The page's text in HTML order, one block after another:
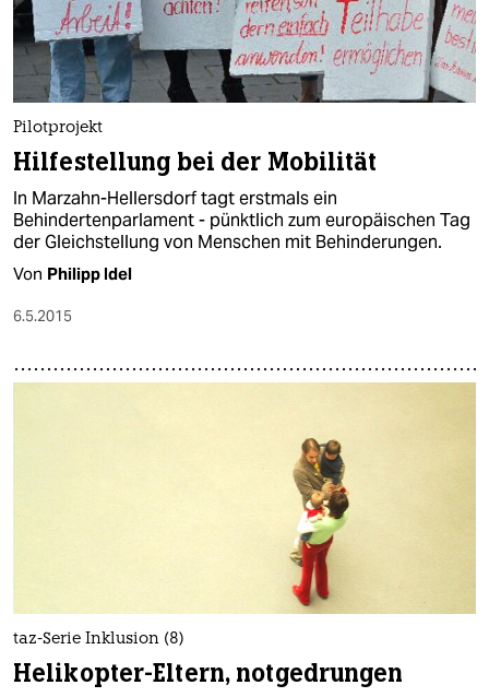
abo
genossenschaft
Pilotprojekt
Hilfestellung bei der Mobilität
In Marzahn-Hellersdorf tagt erstmals ein
Behindertenparlament - pünktlich zum europäischen Tag
der Gleichstellung von Menschen mit Behinderungen.
Von Philipp Idel
6.5.2015
taz-Serie Inklusion (8)
Helikopter-Eltern, notgedrungen